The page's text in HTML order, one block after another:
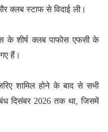
क्लब स्टाफ से विदाई ली।
के शीर्ष क्लब पाफोस एफसी के
हैं।
शामिल होने के बाद से सभी
दिसंबर 2026 तक था, जिसमें